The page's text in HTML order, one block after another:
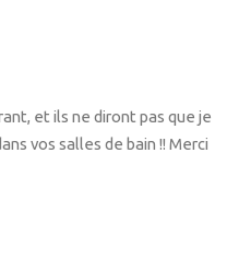
et ils ne diront pas que je
vos salles de bain !! Merci